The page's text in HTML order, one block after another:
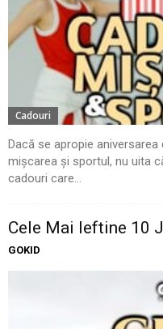
Cadouri
Dacă se apropie
mișcarea și sportul, nu uita
cadouri care...
Cele Mai Ieftine 10
GOKID